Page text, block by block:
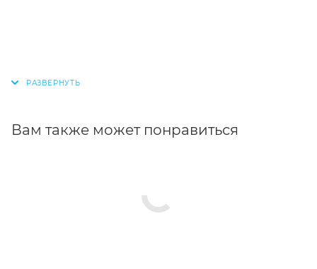
Вам также может понравиться